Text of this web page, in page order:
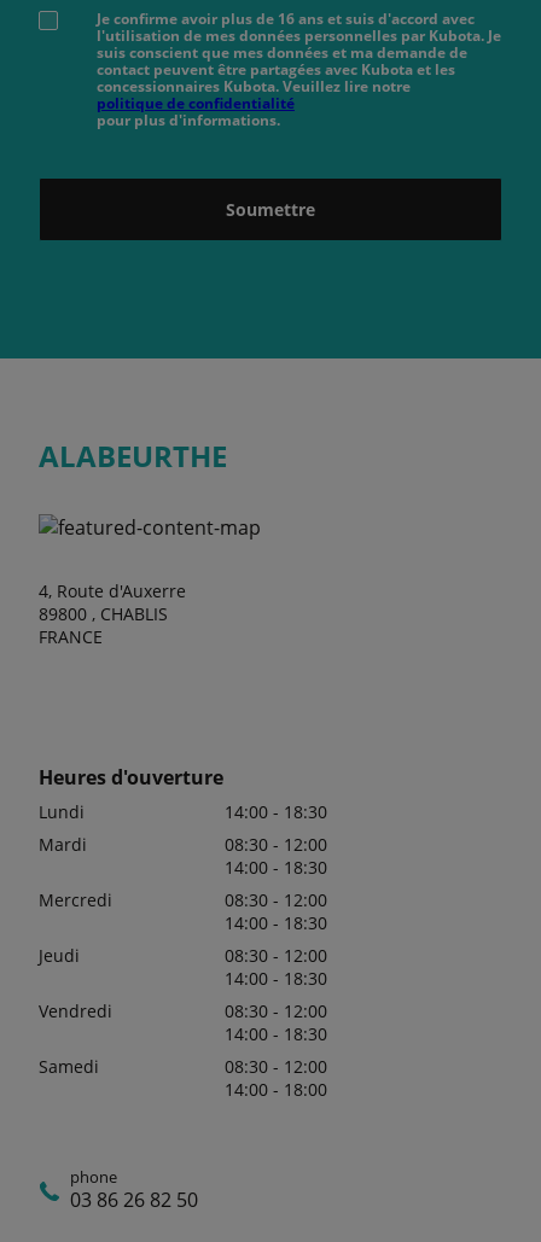
Je confirme avoir plus de 16 ans et suis d'accord avec
l'utilisation de mes données personnelles par Kubota. Je
suis conscient que mes données et ma demande de
contact peuvent être partagées avec Kubota et les
concessionnaires Kubota. Veuillez lire notre
politique de confidentialité
pour plus d'informations.
Soumettre
ALABEURTHE
4, Route d'Auxerre
89800 , CHABLIS
FRANCE
Heures d'ouverture
Lundi
14:00 - 18:30
Mardi
08:30 - 12:00
14:00 - 18:30
Mercredi
08:30 - 12:00
14:00 - 18:30
Jeudi
08:30 - 12:00
14:00 - 18:30
Vendredi
08:30 - 12:00
14:00 - 18:30
Samedi
08:30 - 12:00
14:00 - 18:00
phone
03 86 26 82 50